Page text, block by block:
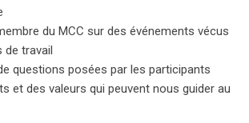
du MCC sur des événements vécus
de travail
questions posées par les participants
et des valeurs qui peuvent nous guider au